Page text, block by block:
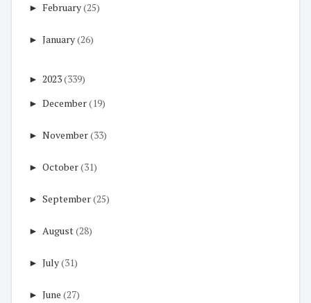
► February(25)
► January(26)
► 2023(339)
► December(19)
► November(33)
► October(31)
► September(25)
► August(28)
► July(31)
► June (27)